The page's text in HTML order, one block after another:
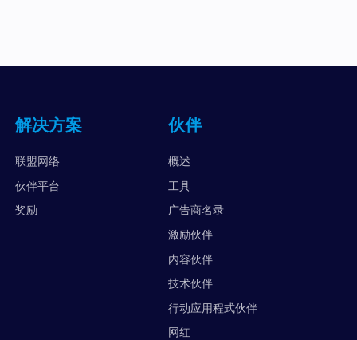
解决方案
联盟网络
伙伴平台
奖励
伙伴
概述
工具
广告商名录
激励伙伴
内容伙伴
技术伙伴
行动应用程式伙伴
网红